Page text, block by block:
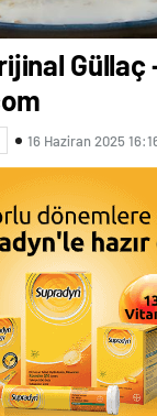
Güllaç
16 Haziran 2025